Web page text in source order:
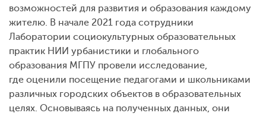
возможностей для развития и образования каждому
жителю. В начале 2021 года сотрудники
Лаборатории социокультурных образовательных
практик НИИ урбанистики и глобального
образования МГПУ провели исследование,
где оценили посещение педагогами и школьниками
различных городских объектов в образовательных
целях. Основываясь на полученных данных, они